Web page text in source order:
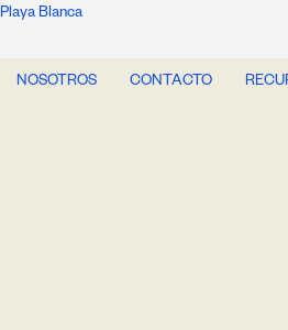
Ir
contenido
Playa Blanca
NOSOTROS CONTACTO